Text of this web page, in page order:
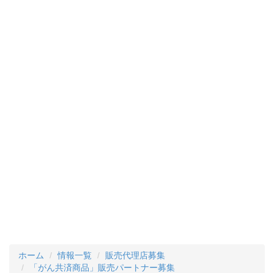
ホーム 情報一覧
販売代理店募集
「がん共済商品」販売パートナー募集